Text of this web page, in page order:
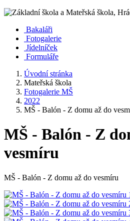
Bakaláři
Fotogalerie
Jídelníček
Formuláře
Úvodní stránka
Mateřská škola
Fotogalerie MŠ
2022
MŠ - Balón - Z domu až do
MŠ - Balón - Z
vesmíru
MŠ - Balón - Z domu až do vesmíru